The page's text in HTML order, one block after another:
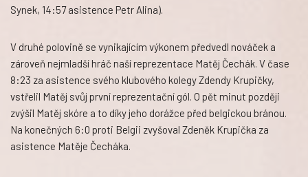
Synek, 14:57 asistence Petr Alina).
V druhé polovině se vynikajícím výkonem předvedl nováček a
zároveň nejmladší hráč naší reprezentace Matěj Čechák. V čase
8:23 za asistence svého klubového kolegy Zdendy Krupičky,
vstřelil Matěj svůj první reprezentační gól. O pět minut později
zvýšil Matěj skóre a to díky jeho dorážce před belgickou bránou.
Na konečných 6:0 proti Belgii zvyšoval Zdeněk Krupička za
asistence Matěje Čecháka.